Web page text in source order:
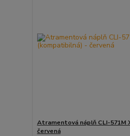
Atramentová náplň CLI-571M
červená